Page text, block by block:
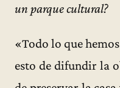
un parque cultural?
«Todo lo que
esto de difundir la